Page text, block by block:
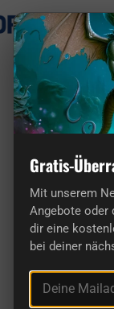
für Nerds
Exklusive
Produkte
Gratis-
Mit unserem
Angebote oder
dir eine
bei deiner
Deine